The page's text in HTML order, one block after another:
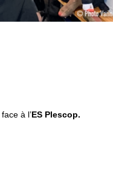
face à l’ES Plescop.